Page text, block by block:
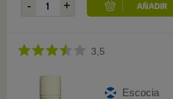
3,5
Escocia